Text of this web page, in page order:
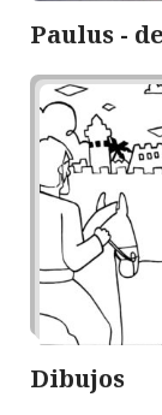
Paulus -
Dibujos